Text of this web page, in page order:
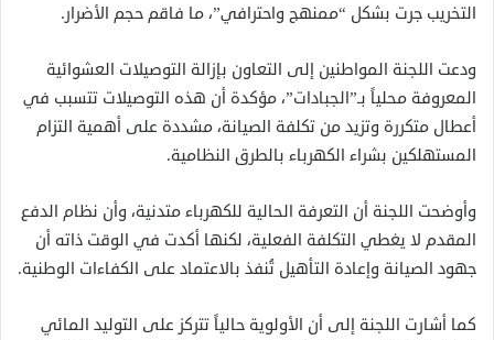
التخريب جرت بشكل “ممنهج واحترافي”، ما فاقم حجم الأضرار.
ودعت اللجنة المواطنين إلى التعاون بإزالة التوصيلات العشوائية
المعروفة محلياً بـ”الجبادات”، مؤكدة أن هذه التوصيلات تتسبب في
أعطال متكررة وتزيد من تكلفة الصيانة، مشددة على أهمية التزام
المستهلكين بشراء الكهرباء بالطرق النظامية.
وأوضحت اللجنة أن التعرفة الحالية للكهرباء متدنية، وأن نظام الدفع
المقدم لا يغطي التكلفة الفعلية، لكنها أكدت في الوقت ذاته أن
جهود الصيانة وإعادة التأهيل تُنفذ بالاعتماد على الكفاءات الوطنية.
كما أشارت اللجنة إلى أن الأولوية حالياً تتركز على التوليد المائي